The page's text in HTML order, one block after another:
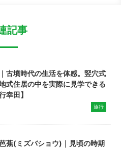
記事
古墳時代の生活を体感。竪穴式
式住居の中を実際に見学できる
幸田】
旅行
蕉(ミズバショウ)｜見頃の時期